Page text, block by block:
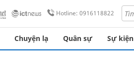
Hotline: 0916118822
Chuyện lạ Quân sự Sự kiện